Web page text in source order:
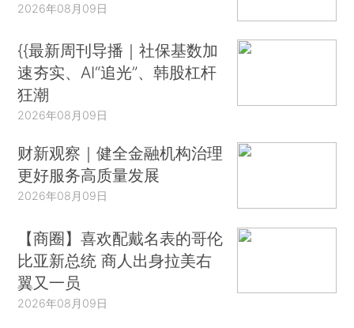
2026年08月09日
{{最新周刊导播｜社保基数加
速夯实、AI“追光”、韩股杠杆
狂潮
2026年08月09日
财新观察｜健全金融机构治理
更好服务高质量发展
2026年08月09日
【商圈】喜欢配戴名表的哥伦
比亚新总统 商人出身拉美右
翼又一员
2026年08月09日